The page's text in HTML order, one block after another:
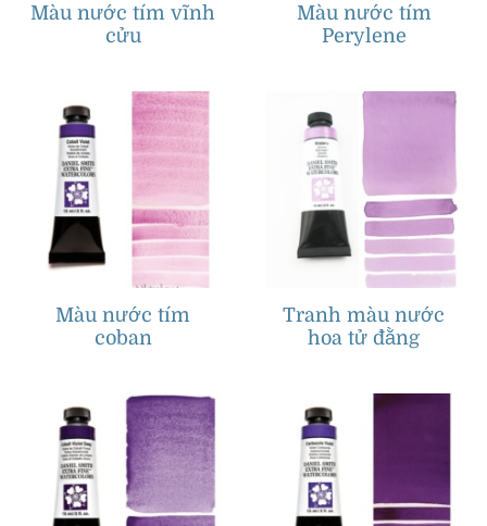
Màu nước tím vĩnh
cửu
Màu nước tím
Perylene
Màu nước tím
coban
Tranh màu nước
hoa tử đằng